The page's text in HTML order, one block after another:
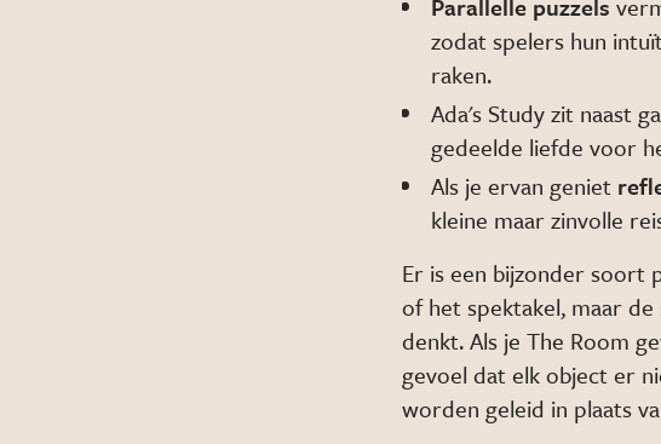
Parallelle puzzels
zodat spelers hun
raken.
Ada's Study zit naast
gedeelde liefde voor
Als je ervan geniet
kleine maar zinvolle
Er is een bijzonder soort
of het spektakel, maar
denkt. Als je The Room
gevoel dat elk object er
worden geleid in plaats